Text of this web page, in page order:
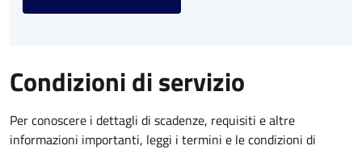
Condizioni di servizio
Per conoscere i dettagli di scadenze, requisiti e altre
informazioni importanti, leggi i termini e le condizioni di